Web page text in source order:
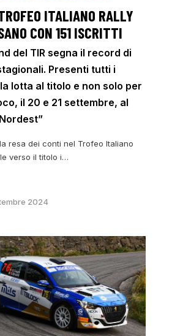
ITALIANO RALLY
CON 151 ISCRITTI
del TIR segna il record di
Presenti tutti i
lotta al titolo e non solo per
il 20 e 21 settembre, al
resa dei conti nel Trofeo Italiano
verso il titolo i…
2024